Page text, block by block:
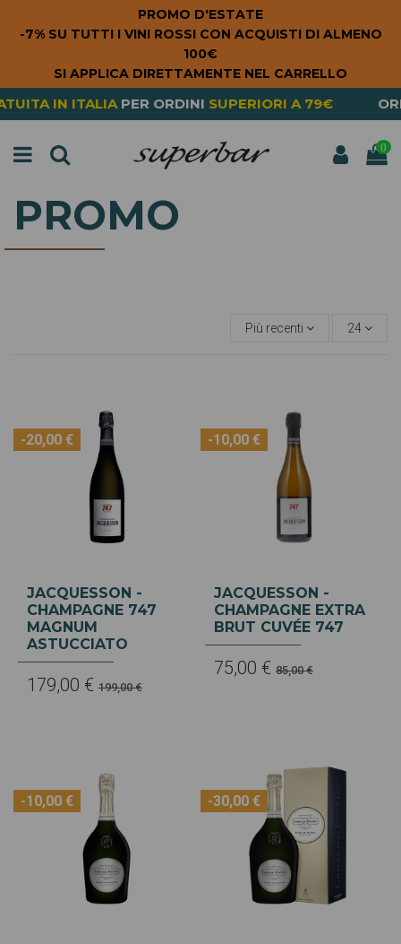
PROMO D'ESTATE
-7% SU TUTTI I VINI ROSSI CON ACQUISTI DI ALMENO
100€
SI APPLICA DIRETTAMENTE NEL CARRELLO
ITALIA PER ORDINISUPERIORI A 79€ ORDERING
0
PROMO
Più recenti 24
-20,00 €
JACQUESSON -
CHAMPAGNE 747
MAGNUM
ASTUCCIATO
179,00 € 199,00 €
-10,00 €
JACQUESSON -
CHAMPAGNE EXTRA
BRUT CUVÉE 747
75,00 € 85,00 €
-10,00 € -30,00 €